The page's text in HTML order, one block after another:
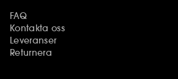
FAQ
Kontakta oss
Leveranser
Returnera